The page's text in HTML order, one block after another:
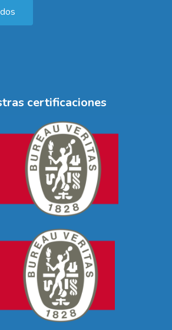
certificaciones